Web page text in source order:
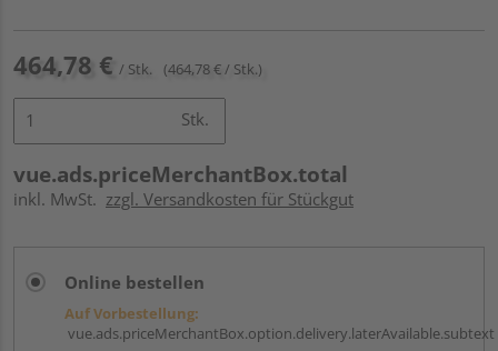
464,78 € / Stk. (464,78 € / Stk.)
Stk.
vue.ads.priceMerchantBox.total
inkl. MwSt. zzgl. Versandkosten für Stückgut
Online bestellen
Auf Vorbestellung:
vue.ads.priceMerchantBox.option.delivery.laterAvailable.subtext